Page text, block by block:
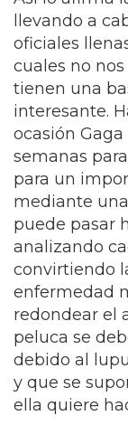
llevando a
oficiales
cuales no
tienen una
interesante.
ocasión
semanas
para un
mediante
puede pasar
analizando
convirtiendo
enfermedad
redondear el
peluca se
debido al
y que se
ella quiere